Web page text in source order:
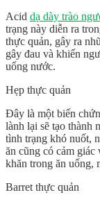
Acid dạ dày trào
trạng này diễn ra
thực quản, gây ra
gây đau và khiến
uống nước.
Hẹp thực quản
Đây là một biến
lành lại sẽ tạo thành
tình trạng khó nuốt,
ăn cũng có cảm
khăn trong ăn uống,
Barret thực quản